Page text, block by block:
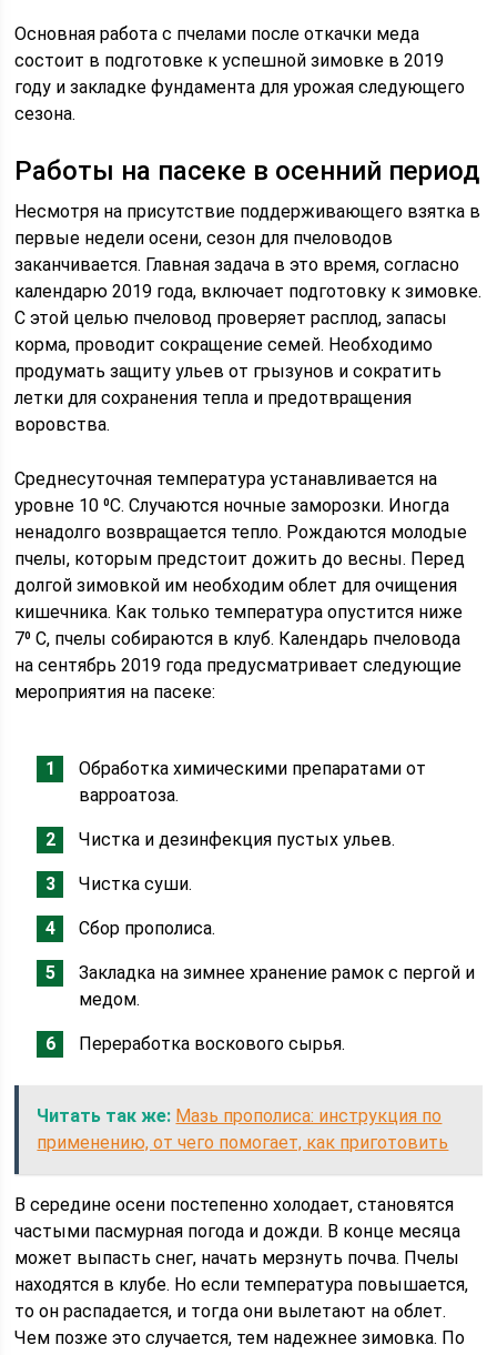
Основная работа с пчелами после откачки меда
состоит в подготовке к успешной зимовке в 2019
году и закладке фундамента для урожая следующего
сезона.
Работы на пасеке в осенний период
Несмотря на присутствие поддерживающего взятка в
первые недели осени, сезон для пчеловодов
заканчивается. Главная задача в это время, согласно
календарю 2019 года, включает подготовку к зимовке.
С этой целью пчеловод проверяет расплод, запасы
корма, проводит сокращение семей. Необходимо
продумать защиту ульев от грызунов и сократить
летки для сохранения тепла и предотвращения
воровства.
Среднесуточная температура устанавливается на
уровне 10 ⁰С. Случаются ночные заморозки. Иногда
ненадолго возвращается тепло. Рождаются молодые
пчелы, которым предстоит дожить до весны. Перед
долгой зимовкой им необходим облет для очищения
кишечника. Как только температура опустится ниже
7⁰ С, пчелы собираются в клуб. Календарь пчеловода
на сентябрь 2019 года предусматривает следующие
мероприятия на пасеке:
Обработка химическими препаратами от
варроатоза.
Чистка и дезинфекция пустых ульев.
Чистка суши.
Сбор прополиса.
Закладка на зимнее хранение рамок с пергой и
медом.
Переработка воскового сырья.
Читать так же: Мазь прополиса: инструкция по
применению, от чего помогает, как приготовить
В середине осени постепенно холодает, становятся
частыми пасмурная погода и дожди. В конце месяца
может выпасть снег, начать мерзнуть почва. Пчелы
находятся в клубе. Но если температура повышается,
то он распадается, и тогда они вылетают на облет.
Чем позже это случается, тем надежнее зимовка. По